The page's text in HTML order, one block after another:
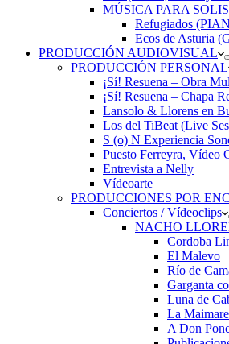
MÚSICA PARA
Refugiados
Ecos de Asturia
PRODUCCIÓN AUDIOVISUAL
PRODUCCIÓN PERSONAL
¡Sí! Resuena – Obra
¡Sí! Resuena – Chapa
Lansolo & Llorens en
Los del TiBeat (Live
S (o) N Experiencia
Puesto Ferreyra, Vídeo
Entrevista a Nelly
Vídeoarte
PRODUCCIONES POR
Conciertos / Vídeoclips
NACHO
Cordoba
El Malevo
Río de
Garganta
Luna de
La
A Don